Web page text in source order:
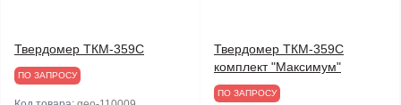
Твердомер ТКМ-359C
ПО ЗАПРОСУ
Твердомер ТКМ-359C
комплект "Максимум"
ПО ЗАПРОСУ